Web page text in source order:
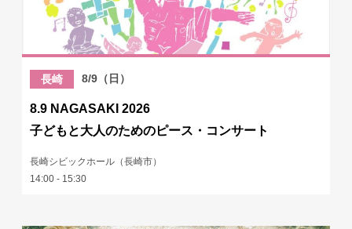
長崎 8/9（日）
8.9 NAGASAKI 2026
子どもと大人のためのピース・コンサート
長崎シビックホール（長崎市）
14:00 - 15:30